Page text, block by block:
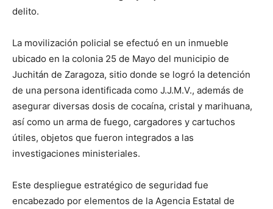
delito.
La movilización policial se efectuó en un inmueble
ubicado en la colonia 25 de Mayo del municipio de
Juchitán de Zaragoza, sitio donde se logró la detención
de una persona identificada como J.J.M.V., además de
asegurar diversas dosis de cocaína, cristal y marihuana,
así como un arma de fuego, cargadores y cartuchos
útiles, objetos que fueron integrados a las
investigaciones ministeriales.
Este despliegue estratégico de seguridad fue
encabezado por elementos de la Agencia Estatal de